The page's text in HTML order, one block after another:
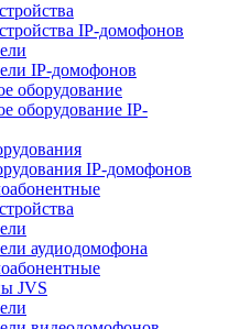
IP-домофонов
IP-домофонов
оборудование
оборудование IP-
IP-домофонов
аудиодомофона
JVS